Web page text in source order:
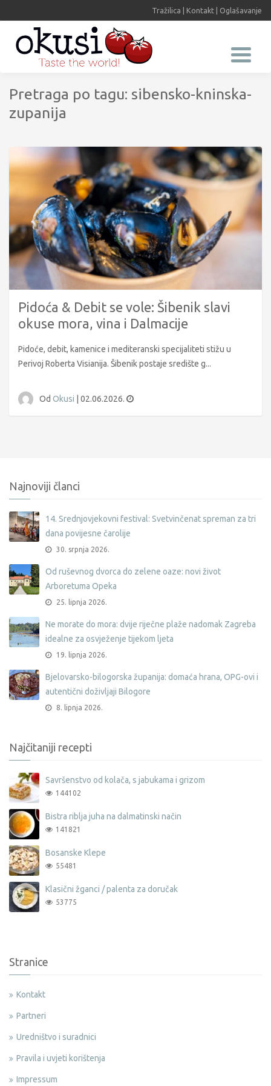
Tražilica Kontakt Oglašavanje
Pretraga po tagu: sibensko-kninska-
zupanija
Pidoća & Debit se vole: Šibenik slavi
okuse mora, vina i Dalmacije
Pidoće, debit, kamenice i mediteranski specijaliteti stižu u
Perivoj Roberta Visianija. Šibenik postaje središte g...
Od Okusi | 02.06.2026.
Najnoviji članci
14. Srednjovjekovni festival: Svetvinčenat spreman za tri
dana povijesne čarolije
30. srpnja 2026.
Od ruševnog dvorca do zelene oaze: novi život
Arboretuma Opeka
25. lipnja 2026.
Ne morate do mora: dvije riječne plaže nadomak Zagreba
idealne za osvježenje tijekom ljeta
19. lipnja 2026.
Bjelovarsko-bilogorska županija: domaća hrana, OPG-ovi i
autentični doživljaji Bilogore
8. lipnja 2026.
Najčitaniji recepti
Savršenstvo od kolača, s jabukama i grizom
144102
Bistra riblja juha na dalmatinski način
141821
Bosanske Klepe
55481
Klasični žganci / palenta za doručak
53775
Stranice
Kontakt
Partneri
Uredništvo i suradnici
Pravila i uvjeti korištenja
Impressum